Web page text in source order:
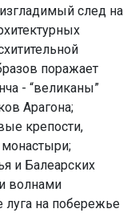
след на
поражает
- “великаны”
Арагона;
крепости,
и Балеарских
волнами
на побережье